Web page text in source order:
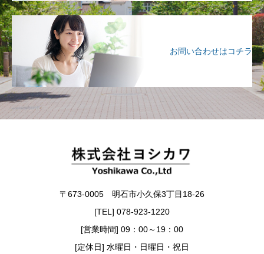
お問い合わせはコチラ
〒673-0005 明石市小久保3丁目18-26
[TEL] 078-923-1220
[営業時間] 09：00～19：00
[定休日] 水曜日・日曜日・祝日